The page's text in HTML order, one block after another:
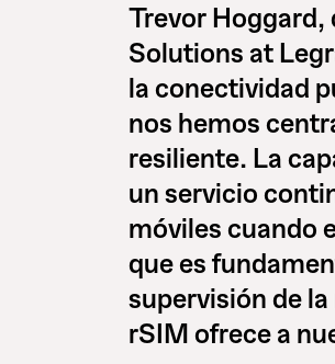
Trevor
Solutions at
la conectividad
nos hemos
resiliente. La
un servicio
móviles cuando
que es
supervisión de
rSIM ofrece a